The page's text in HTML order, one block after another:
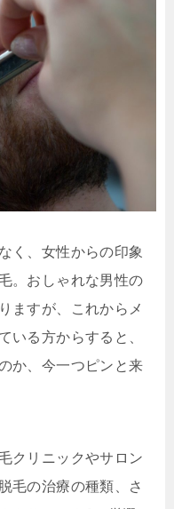
く、女性からの印象
。おしゃれな男性の
ますが、これからメ
いる方からすると、
か、今一つピンと来
クリニックやサロン
毛の治療の種類、さ